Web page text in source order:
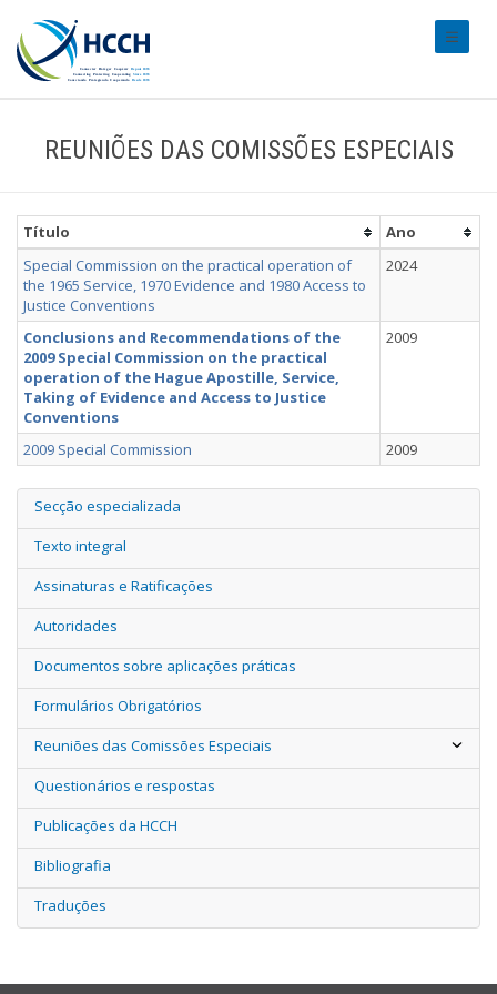
REUNIÕES DAS COMISSÕES ESPECIAIS
Título
Ano
Special Commission on the practical operation of
the 1965 Service, 1970 Evidence and 1980 Access to
Justice Conventions
2024
Conclusions and Recommendations of the
2009 Special Commission on the practical
operation of the Hague Apostille, Service,
Taking of Evidence and Access to Justice
Conventions
2009
2009 Special Commission 2009
Secção especializada
Texto integral
Assinaturas e Ratificações
Autoridades
Documentos sobre aplicações práticas
Formulários Obrigatórios
Reuniões das Comissões Especiais
Questionários e respostas
Publicações da HCCH
Bibliografia
Traduções